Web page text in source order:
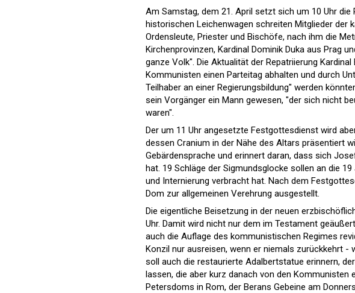
Am Samstag, dem 21. April setzt sich um 10 Uhr
historischen Leichenwagen schreiten Mitglieder der
Ordensleute, Priester und Bischöfe, nach ihm die
Kirchenprovinzen, Kardinal Dominik Duka aus Prag
ganze Volk". Die Aktualität der Repatriierung
Kommunisten einen Parteitag abhalten und durch
Teilhaber an einer Regierungsbildung" werden
sein Vorgänger ein Mann gewesen, "der sich nicht
waren".
Der um 11 Uhr angesetzte Festgottesdienst wird
dessen Cranium in der Nähe des Altars präsentiert
Gebärdensprache und erinnert daran, dass sich
hat. 19 Schläge der Sigmundsglocke sollen an die
und Internierung verbracht hat. Nach dem
Dom zur allgemeinen Verehrung ausgestellt.
Die eigentliche Beisetzung in der neuen
Uhr. Damit wird nicht nur dem im Testament
auch die Auflage des kommunistischen Regimes
Konzil nur ausreisen, wenn er niemals zurückkehrt -
soll auch die restaurierte Adalbertstatue erinnern,
lassen, die aber kurz danach von den Kommunisten
Petersdoms in Rom, der Berans Gebeine am